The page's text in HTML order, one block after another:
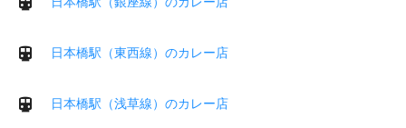
日本橋駅（東西線）のカレー店
日本橋駅（浅草線）のカレー店